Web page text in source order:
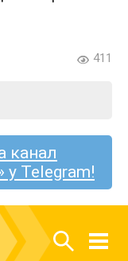
411
канал
Telegram!